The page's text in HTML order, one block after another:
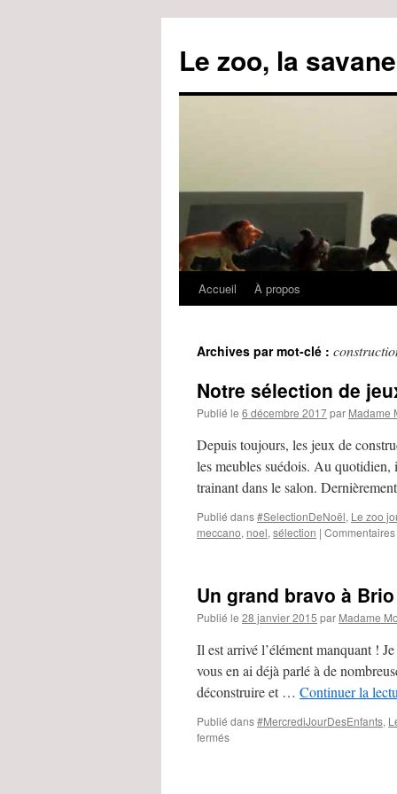
Le zoo, la
Aller
contenu
Accueil À propos
Archives par mot-clé :
Notre sélection de
Publié le 6 décembre 2017par Madame
Depuis toujours, les jeux de
les meubles suédois. Au
trainant dans le salon.
Publié dans#SelectionDeNoël, Le zoo
meccano, noel, sélection |
Un grand bravo à
Publié le 28 janvier 2015 par Madame
Il est arrivé l’élément manquant !
vous en ai déjà parlé à de
déconstruire et … Continuer la
Publié dans#MercrediJourDesEnfants,
fermés